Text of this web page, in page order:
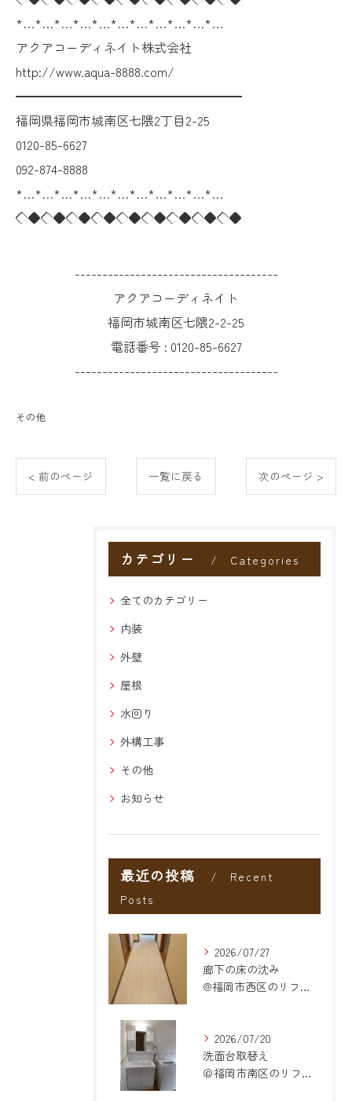
*…*…*…*…*…*…*…*…*…*…*…
アクアコーディネイト株式会社
http://www.aqua-8888.com/
━━━━━━━━━━━━━━━━━━
福岡県福岡市城南区七隈2丁目2-25
0120-85-6627
092-874-8888
*…*…*…*…*…*…*…*…*…*…*…
◇◆◇◆◇◆◇◆◇◆◇◆◇◆◇◆◇◆
-------------------------------------
アクアコーディネイト
福岡市城南区七隈2-2-25
電話番号 : 0120-85-6627
-------------------------------------
その他
< 前のページ 一覧に戻る 次のページ >
カテゴリー Categories
全てのカテゴリー
内装
外壁
屋根
水回り
外構工事
その他
お知らせ
最近の投稿
Recent
Posts
2026/07/27
廊下の床の沈み
@福岡市西区のリフォーム
2026/07/20
洗面台取替え
＠福岡市南区のリフォーム